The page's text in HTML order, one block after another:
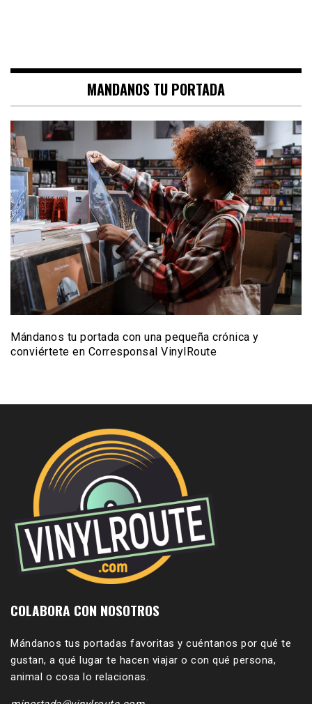
MANDANOS TU PORTADA
Mándanos tu portada con una pequeña crónica y
conviértete en Corresponsal VinylRoute
COLABORA CON NOSOTROS
Mándanos tus portadas favoritas y cuéntanos por qué te
gustan, a qué lugar te hacen viajar o con qué persona,
animal o cosa lo relacionas.